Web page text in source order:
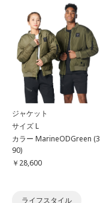
ジャケット
サイズ L
カラー MarineODGreen (3
90)
￥28,600
ライフスタイル